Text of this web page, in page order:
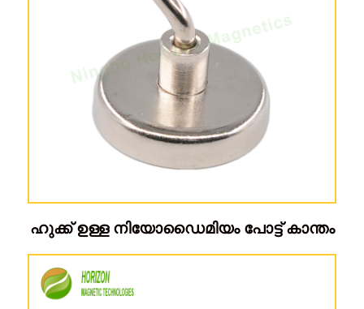
ഹുക്ക് ഉള്ള നിയോഡൈമിയം പോട്ട് കാന്തം